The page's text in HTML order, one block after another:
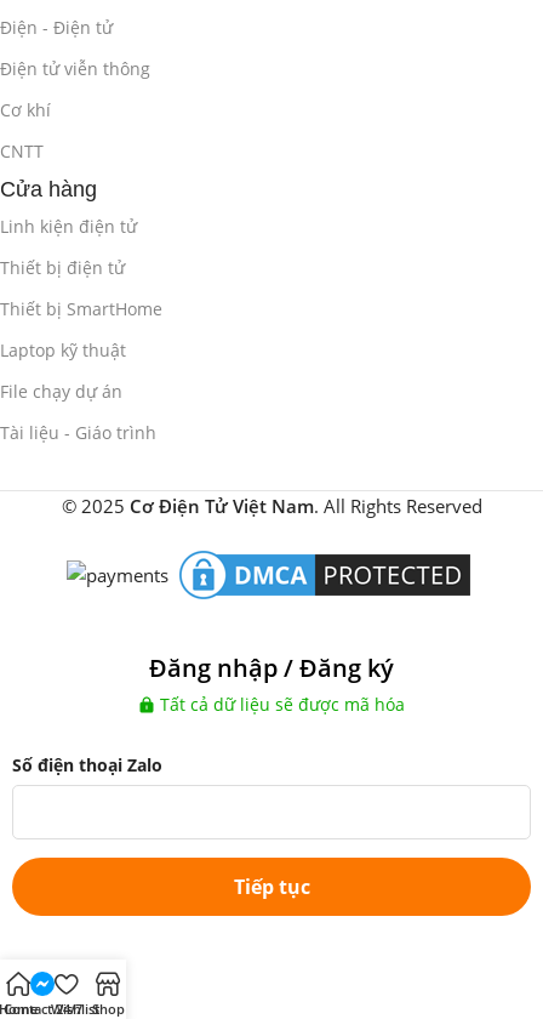
Điện - Điện tử
Điện tử viễn thông
Cơ khí
CNTT
Cửa hàng
Linh kiện điện tử
Thiết bị điện tử
Thiết bị SmartHome
Laptop kỹ thuật
File chạy dự án
Tài liệu - Giáo trình
© 2025 Cơ Điện Tử Việt Nam. All Rights Reserved
Home
Contact 24/7
WishlistShop
Đăng nhập / Đăng ký
Tất cả dữ liệu sẽ được mã hóa
Số điện thoại Zalo
Tiếp tục